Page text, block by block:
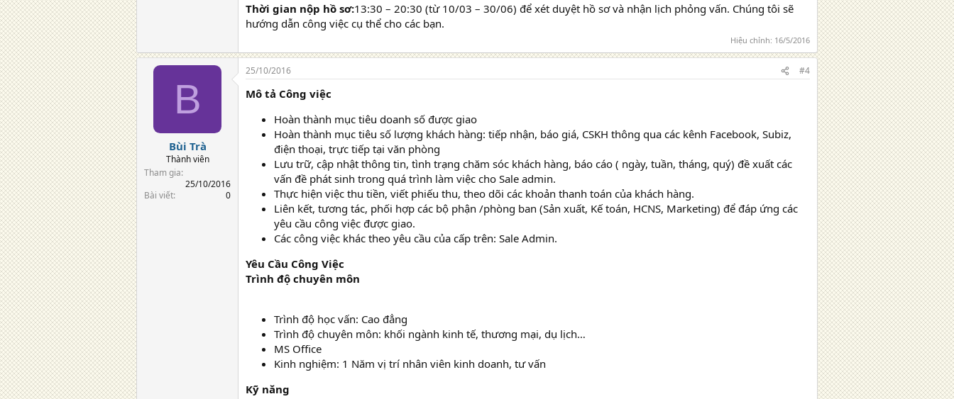
Thời gian nộp hồ sơ:13:30 – 20:30 (từ 10/03 – 30/06) để xét duyệt hồ sơ và nhận lịch phỏng vấn. Chúng tôi sẽ
hướng dẫn công việc cụ thể cho các bạn.
Hiệu chỉnh: 16/5/2016
B
Bùi Trà
Thành viên
Tham gia
25/10/2016
Bài viết
0
25/10/2016 #4
Mô tả Công việc
Hoàn thành mục tiêu doanh số được giao
Hoàn thành mục tiêu số lượng khách hàng: tiếp nhận, báo giá, CSKH thông qua các kênh Facebook, Subiz,
điện thoại, trực tiếp tại văn phòng
Lưu trữ, cập nhật thông tin, tình trạng chăm sóc khách hàng, báo cáo ( ngày, tuần, tháng, quý) đề xuất các
vấn đề phát sinh trong quá trình làm việc cho Sale admin.
Thực hiện việc thu tiền, viết phiếu thu, theo dõi các khoản thanh toán của khách hàng.
Liên kết, tương tác, phối hợp các bộ phận /phòng ban (Sản xuất, Kế toán, HCNS, Marketing) để đáp ứng các
yêu cầu công việc được giao.
Các công việc khác theo yêu cầu của cấp trên: Sale Admin.
Yêu Cầu Công Việc
Trình độ chuyên môn
Trình độ học vấn: Cao đẳng
Trình độ chuyên môn: khối ngành kinh tế, thương mại, dụ lịch…
MS Office
Kinh nghiệm: 1 Năm vị trí nhân viên kinh doanh, tư vấn
Kỹ năng